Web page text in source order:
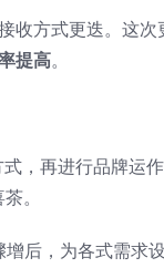
收方式更迭。这次
提高。
，再进行品牌运作
。
后，为各式需求